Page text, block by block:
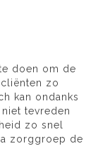
doen om de
zo
kan ondanks
tevreden
zo snel
zorggroep de